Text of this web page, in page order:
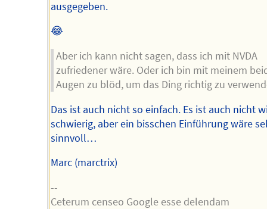
ausgegeben.
😂
Aber ich kann nicht sagen, dass ich mit NVDA
zufriedener wäre. Oder ich bin mit meinem
Augen zu blöd, um das Ding richtig zu
Das ist auch nicht so einfach. Es ist auch nicht
schwierig, aber ein bisschen Einführung wäre
sinnvoll…
Marc (marctrix)
--
Ceterum censeo Google esse delendam